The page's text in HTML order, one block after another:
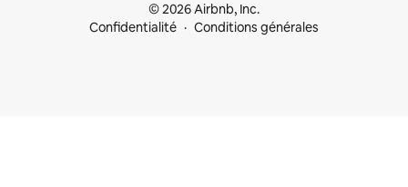
© 2026 Airbnb, Inc.
Confidentialité
Conditions générales